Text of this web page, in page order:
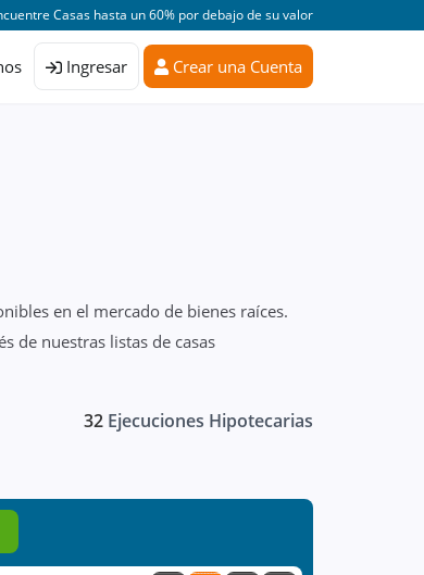
Casas hasta un 60% por debajo de su valor
Ingresar Crear una Cuenta
en el mercado de bienes raíces.
de nuestras listas de casas
32 Ejecuciones Hipotecarias